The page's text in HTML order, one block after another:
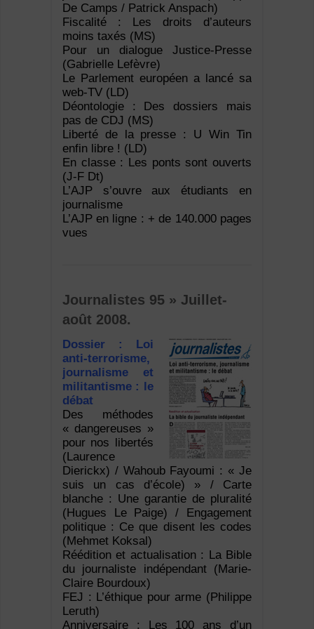
De Camps / Patrick Anspach)
Fiscalité : Les droits d’auteurs
moins taxés (MS)
Pour un dialogue Justice-Presse
(Gabrielle Lefèvre)
Le Parlement européen a lancé sa
web-TV (LD)
Déontologie : Des dossiers mais
pas de CDJ (MS)
Liberté de la presse : U Win Tin
enfin libre ! (LD)
En classe : Les ponts sont ouverts
(J-F Dt)
L’AJP s’ouvre aux étudiants en
journalisme
L’AJP en ligne : + de 140.000 pages
vues
Journalistes 95 » Juillet-
août 2008.
Dossier : Loi
anti-terrorisme,
journalisme et
militantisme : le
débat
Des méthodes
« dangereuses »
pour nos libertés
(Laurence
Dierickx) / Wahoub Fayoumi : « Je
suis un cas d’école) » / Carte
blanche : Une garantie de pluralité
(Hugues Le Paige) / Engagement
politique : Ce que disent les codes
(Mehmet Koksal)
Réédition et actualisation : La Bible
du journaliste indépendant (Marie-
Claire Bourdoux)
FEJ : L’éthique pour arme (Philippe
Leruth)
Anniversaire : Les 100 ans d’un